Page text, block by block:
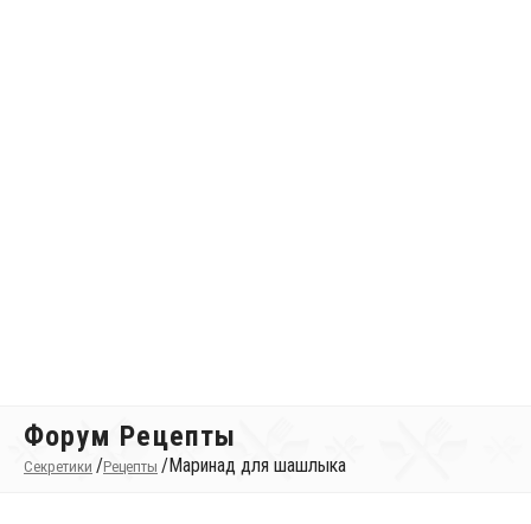
Форум Рецепты
Секретики /Рецепты /Маринад для шашлыка